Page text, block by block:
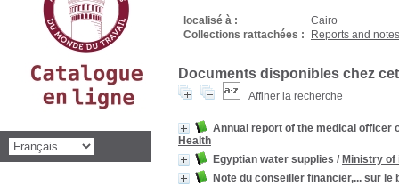
localisé à :
Cairo
Collections rattachées :
Reports and
Documents disponibles chez
Affiner la recherche
Annual report of the medical officer
Health
Egyptian water supplies / Ministry of
Note du conseiller financier,... sur le